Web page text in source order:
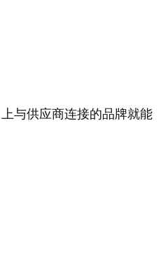
与供应商连接的品牌就能